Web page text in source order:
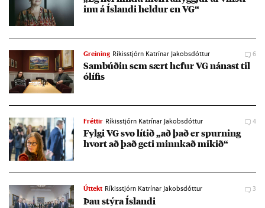
inu á Ís­landi held­ur en VG“
Greining Ríkisstjórn Katrínar Jakobsdóttur 6
Sam­búð­in sem sært hef­ur VG nán­ast til
ólíf­is
Fréttir Ríkisstjórn Katrínar Jakobsdóttur 4
Fylgi VG svo lít­ið „að það er spurn­ing
hvort að það geti minnk­að mik­ið“
Úttekt Ríkisstjórn Katrínar Jakobsdóttur 3
Þau stýra Ís­landi